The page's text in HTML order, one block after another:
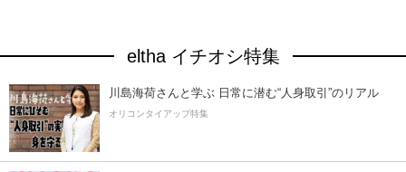
eltha イチオシ特集
川島海荷さんと学ぶ 日常に潜む“人身取引”のリアル
オリコンタイアップ特集